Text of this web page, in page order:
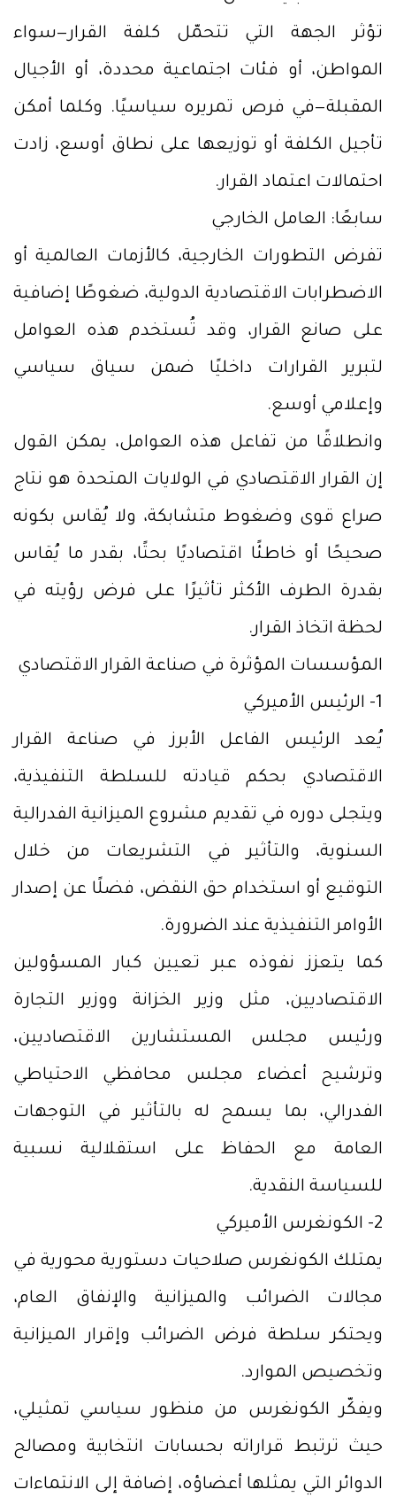
تؤثر الجهة التي تتحمّل كلفة القرار—سواء
المواطن، أو فئات اجتماعية محددة، أو الأجيال
المقبلة—في فرص تمريره سياسيًا. وكلما أمكن
تأجيل الكلفة أو توزيعها على نطاق أوسع، زادت
احتمالات اعتماد القرار.
سابعًا: العامل الخارجي
تفرض التطورات الخارجية، كالأزمات العالمية أو
الاضطرابات الاقتصادية الدولية، ضغوطًا إضافية
على صانع القرار، وقد تُستخدم هذه العوامل
لتبرير القرارات داخليًا ضمن سياق سياسي
وإعلامي أوسع.
وانطلاقًا من تفاعل هذه العوامل، يمكن القول
إن القرار الاقتصادي في الولايات المتحدة هو نتاج
صراع قوى وضغوط متشابكة، ولا يُقاس بكونه
صحيحًا أو خاطئًا اقتصاديًا بحتًا، بقدر ما يُقاس
بقدرة الطرف الأكثر تأثيرًا على فرض رؤيته في
لحظة اتخاذ القرار.
المؤسسات المؤثرة في صناعة القرار الاقتصادي
1- الرئيس الأميركي
يُعد الرئيس الفاعل الأبرز في صناعة القرار
الاقتصادي بحكم قيادته للسلطة التنفيذية،
ويتجلى دوره في تقديم مشروع الميزانية الفدرالية
السنوية، والتأثير في التشريعات من خلال
التوقيع أو استخدام حق النقض، فضلًا عن إصدار
الأوامر التنفيذية عند الضرورة.
كما يتعزز نفوذه عبر تعيين كبار المسؤولين
الاقتصاديين، مثل وزير الخزانة ووزير التجارة
ورئيس مجلس المستشارين الاقتصاديين،
وترشيح أعضاء مجلس محافظي الاحتياطي
الفدرالي، بما يسمح له بالتأثير في التوجهات
العامة مع الحفاظ على استقلالية نسبية
للسياسة النقدية.
2- الكونغرس الأميركي
يمتلك الكونغرس صلاحيات دستورية محورية في
مجالات الضرائب والميزانية والإنفاق العام،
ويحتكر سلطة فرض الضرائب وإقرار الميزانية
وتخصيص الموارد.
ويفكّر الكونغرس من منظور سياسي تمثيلي،
حيث ترتبط قراراته بحسابات انتخابية ومصالح
الدوائر التي يمثلها أعضاؤه، إضافة إلى الانتماءات